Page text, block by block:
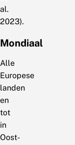
al.
2023).
Mondiaal
Alle
Europese
landen
en
tot
in
Oost-